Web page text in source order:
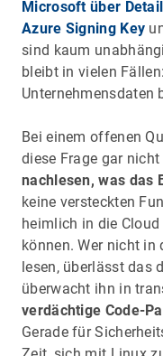
Microsoft über
Azure Signing Key
sind kaum
bleibt in vielen
Unternehmensdaten
Bei einem offenen
diese Frage gar nicht
nachlesen, was das
keine versteckten
heimlich in die
können. Wer nicht in
lesen, überlässt das
überwacht ihn in
verdächtige Code-
Gerade für